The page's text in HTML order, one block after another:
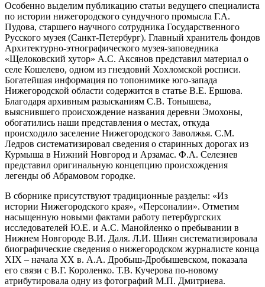
Особенно выделим публикацию статьи ведущего специалиста
по истории нижегородского сундучного промысла Г.А.
Пудова, старшего научного сотрудника Государственного
Русского музея (Санкт-Петербург). Главный хранитель фондов
Архитектурно-этнографического музея-заповедника
«Щелоковский хутор» А.С. Аксянов представил материал о
селе Кошелево, одном из гнездовий Хохломской росписи.
Богатейшая информация по топонимике юго-запада
Нижегородской области содержится в статье В.Е. Ершова.
Благодаря архивным разысканиям С.В. Тонышева,
выяснившего происхождение названия деревни Эмохоны,
обогатились наши представления о местах, откуда
происходило заселение Нижегородского Заволжья. С.М.
Ледров систематизировал сведения о старинных дорогах из
Курмыша в Нижний Новгород и Арзамас. Ф.А. Селезнев
представил оригинальную концепцию происхождения
легенды об Абрамовом городке.
В сборнике присутствуют традиционные разделы: «Из
истории Нижегородского края», «Персоналии». Отметим
насыщенную новыми фактами работу петербургских
исследователей Ю.Е. и А.С. Манойленко о пребывании в
Нижнем Новгороде В.И. Даля. Л.И. Шиян систематизировала
биографические сведения о нижегородском журналисте конца
XIX – начала ХХ в. А.А. Дробыш-Дробышевском, показала
его связи с В.Г. Короленко. Т.В. Кучерова по-новому
атрибутировала одну из фотографий М.П. Дмитриева.